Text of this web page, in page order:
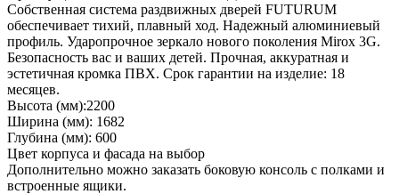
Собственная система раздвижных дверей FUTURUM
обеспечивает тихий, плавный ход. Надежный алюминиевый
профиль. Ударопрочное зеркало нового поколения Mirox 3G.
Безопасность вас и ваших детей. Прочная, аккуратная и
эстетичная кромка ПВХ. Срок гарантии на изделие: 18
месяцев.
Высота (мм):2200
Ширина (мм): 1682
Глубина (мм): 600
Цвет корпуса и фасада на выбор
Дополнительно можно заказать боковую консоль с полками и
встроенные ящики.